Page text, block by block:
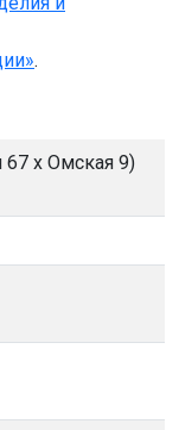
.
67 х Омская 9)